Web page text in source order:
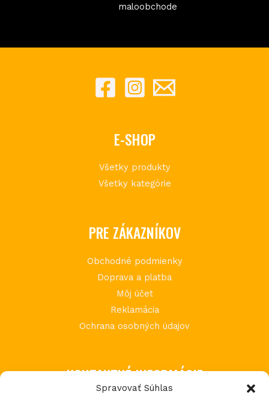
Spravovať Súhlas
maloobchode
E-SHOP
Všetky produkty
Všetky kategórie
PRE ZÁKAZNÍKOV
Obchodné podmienky
Doprava a platba
Môj účet
Reklamácia
Ochrana osobných údajov
KONTAKTNÉ INFORMÁCIE